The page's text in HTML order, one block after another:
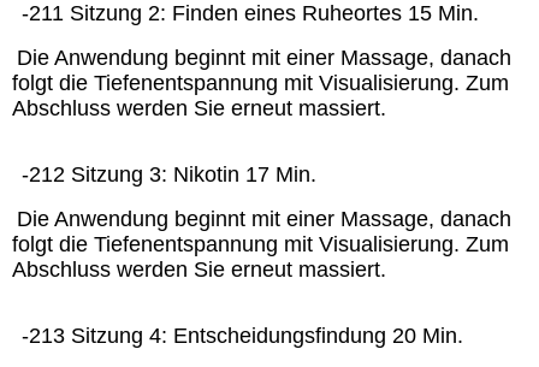
-211 Sitzung 2: Finden eines Ruheortes 15 Min.
Die Anwendung beginnt mit einer Massage, danach
folgt die Tiefenentspannung mit Visualisierung. Zum
Abschluss werden Sie erneut massiert.
-212 Sitzung 3: Nikotin 17 Min.
Die Anwendung beginnt mit einer Massage, danach
folgt die Tiefenentspannung mit Visualisierung. Zum
Abschluss werden Sie erneut massiert.
-213 Sitzung 4: Entscheidungsfindung 20 Min.